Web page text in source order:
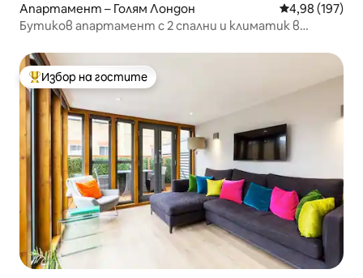
Апартамент – Голям Лондон Средна
4,98 (197)
Бутиков апартамент с 2 спални и климатик в
Най-популярен избор на гостите
Избор на гостите